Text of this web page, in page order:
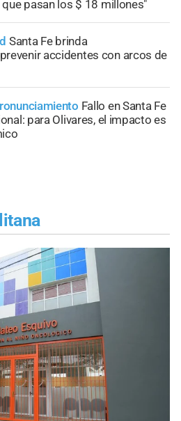
pasan los $ 18 millones"
Santa Fe brinda
accidentes con arcos de
Fallo en Santa Fe
para Olivares, el impacto es